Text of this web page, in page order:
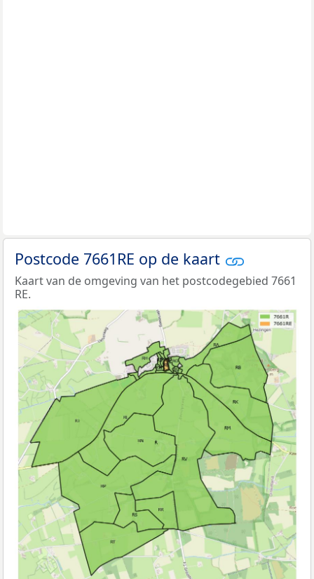
Postcode 7661RE op de kaart
Kaart van de omgeving van het postcodegebied 7661
RE.